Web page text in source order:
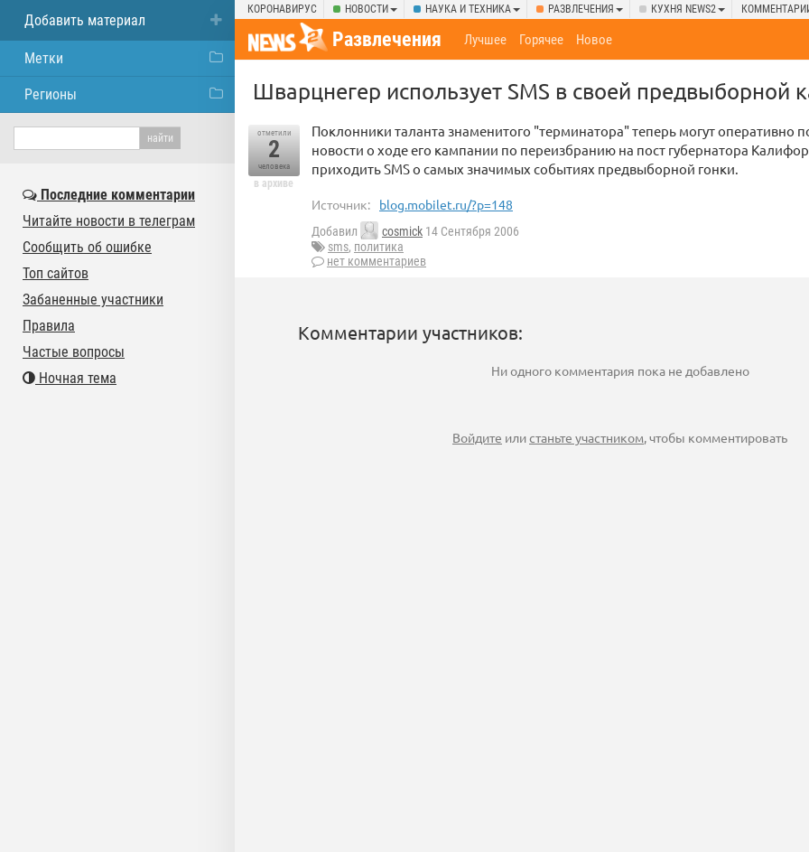
КОРОНАВИРУС НОВОСТИ НАУКА И ТЕХНИКА РАЗВЛЕЧЕНИЯ КУХНЯ NEWS2
Развлечения Лучшее Горячее Новое
Шварцнегер использует SMS в своей предвыборной
отметили
2
человека
в архиве
Поклонники таланта знаменитого "терминатора" теперь могут оперативно
новости о ходе его кампании по переизбранию на пост губернатора
приходить SMS о самых значимых событиях предвыборной гонки.
Источник: blog.mobilet.ru/?p=148
Добавил cosmick 14 Сентября 2006
sms, политика
нет комментариев
Комментарии участников:
Ни одного комментария пока не добавлено
Войдите илистаньте участником, чтобы комментировать
Добавить материал
Метки
Регионы
Последние комментарии
Читайте новости в телеграм
Сообщить об ошибке
Топ сайтов
Забаненные участники
Правила
Частые вопросы
Ночная тема